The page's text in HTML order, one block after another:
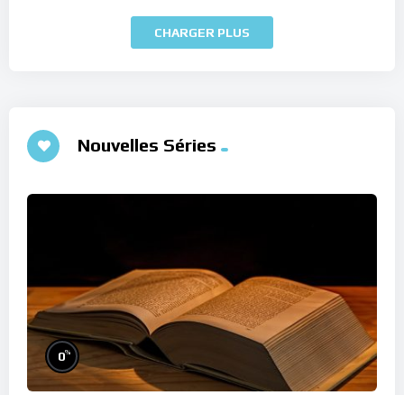
CHARGER PLUS
Nouvelles Séries
0%